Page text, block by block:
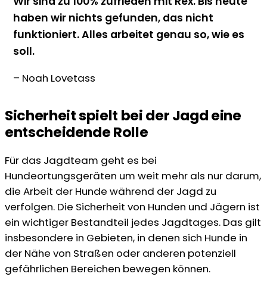
haben wir nichts gefunden, das nicht
funktioniert. Alles arbeitet genau so, wie es
soll.
– Noah Lovetass
Sicherheit spielt bei der Jagd eine
entscheidende Rolle
Für das Jagdteam geht es bei
Hundeortungsgeräten um weit mehr als nur darum,
die Arbeit der Hunde während der Jagd zu
verfolgen. Die Sicherheit von Hunden und Jägern ist
ein wichtiger Bestandteil jedes Jagdtages. Das gilt
insbesondere in Gebieten, in denen sich Hunde in
der Nähe von Straßen oder anderen potenziell
gefährlichen Bereichen bewegen können.